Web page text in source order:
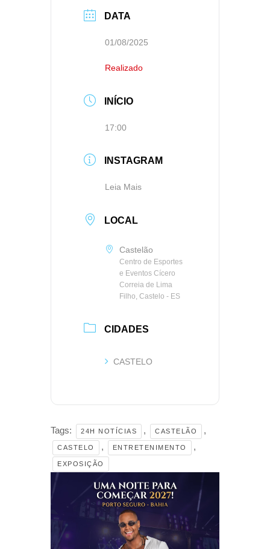
DATA
01/08/2025
Realizado
INÍCIO
17:00
INSTAGRAM
Leia Mais
LOCAL
Castelão
Centro de Esportes
e Eventos Cícero
Correia de Lima
Filho, Castelo - ES
CIDADES
CASTELO
Tags: 24H NOTÍCIAS , CASTELÃO ,
CASTELO , ENTRETENIMENTO ,
EXPOSIÇÃO